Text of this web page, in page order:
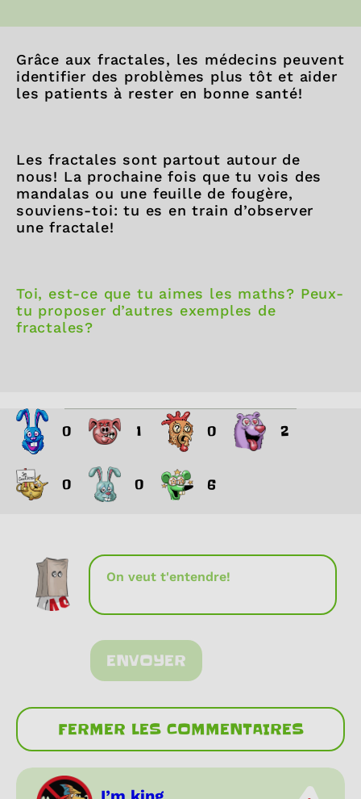
Grâce aux fractales, les médecins peuvent
identifier des problèmes plus tôt et aider
les patients à rester en bonne santé!
Les fractales sont partout autour de
nous! La prochaine fois que tu vois des
mandalas ou une feuille de fougère,
souviens-toi: tu es en train d’observer
une fractale!
Toi, est-ce que tu aimes les maths? Peux-
tu proposer d’autres exemples de
fractales?
0 1 0 2
0 0 6
ENVOYER
FERMER LES COMMENTAIRES